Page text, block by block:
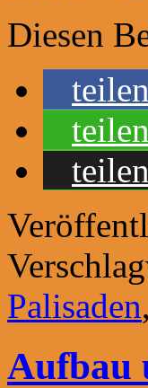
Diesen
teilen
teilen
teilen
Palisaden,
Aufbau